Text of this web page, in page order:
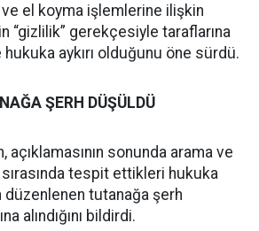
el koyma işlemlerine ilişkin
“gizlilik” gerekçesiyle taraflarına
aykırı olduğunu öne sürdü.
ŞERH DÜŞÜLDÜ
açıklamasının sonunda arama ve
tespit ettikleri hukuka
düzenlenen tutanağa şerh
alındığını bildirdi.